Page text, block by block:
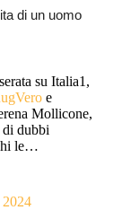
di un uomo
su Italia1,
e
Mollicone,
di dubbi
le…